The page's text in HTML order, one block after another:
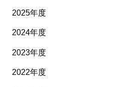
2025年度
2024年度
2023年度
2022年度